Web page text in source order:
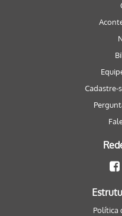
Cadastre-
Política